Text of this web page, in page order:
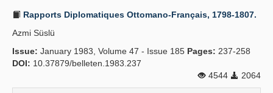
Rapports Diplomatiques Ottomano-Français, 1798-1807.
Azmi Süslü
Issue: January 1983, Volume 47 - Issue 185 Pages: 237-258
DOI: 10.37879/belleten.1983.237
4544
2064